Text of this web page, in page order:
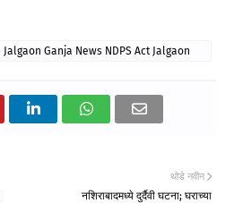
Ganja News NDPS Act Jalgaon
थोडे नवीन
नशिराबादमध्ये दुर्दैवी घटना; घराच्या